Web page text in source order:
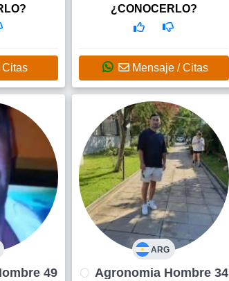
Citas
Una mujer cariñosa amante
y compañera, divertida y que
respete los espacios como yo los
¿CONOCERLO?
Mensaje / Citas
Hombre 49
ARG
Agronomia Hombre 34